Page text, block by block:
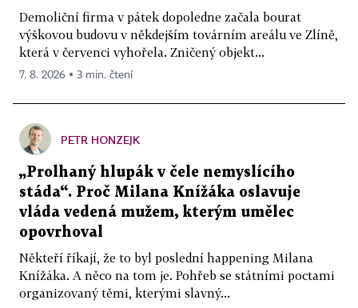
Demoliční firma v pátek dopoledne začala bourat
výškovou budovu v někdejším továrním areálu ve Zlíně,
která v červenci vyhořela. Zničený objekt...
7. 8. 2026 ▪ 3 min. čtení
PETR HONZEJK
„Prolhaný hlupák v čele nemyslícího
stáda“. Proč Milana Knížáka oslavuje
vláda vedená mužem, kterým umělec
opovrhoval
Někteří říkají, že to byl poslední happening Milana
Knížáka. A něco na tom je. Pohřeb se státními poctami
organizovaný těmi, kterými slavný...